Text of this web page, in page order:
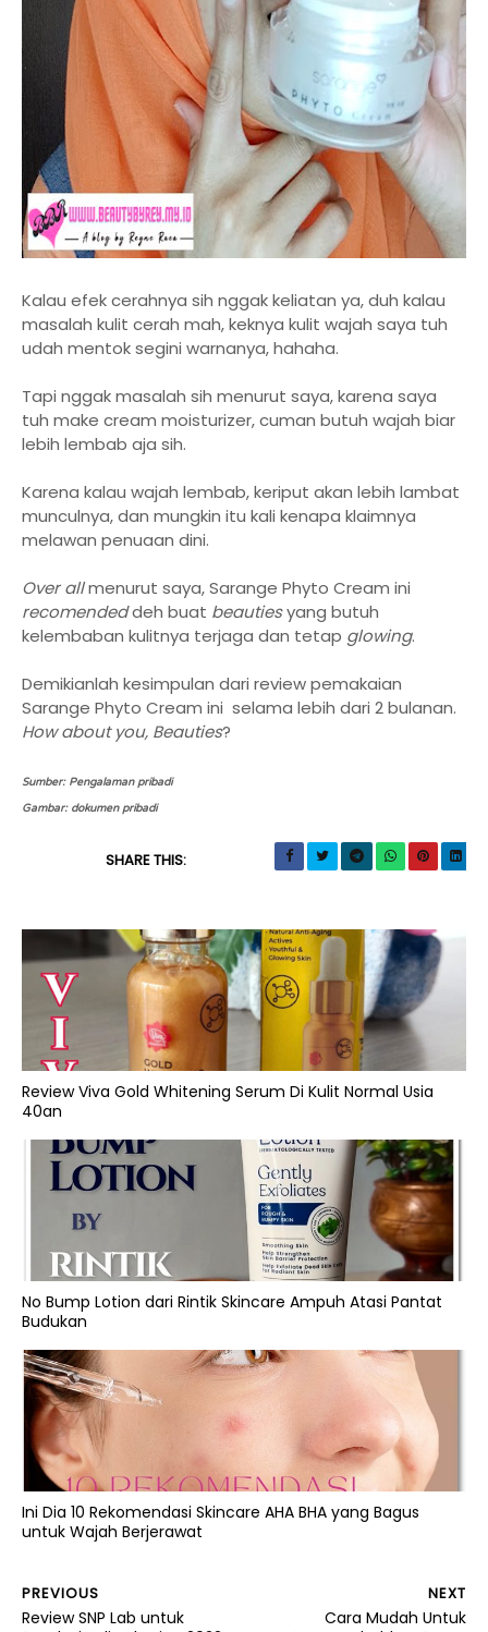
Kalau efek cerahnya sih nggak keliatan ya, duh kalau
masalah kulit cerah mah, keknya kulit wajah saya tuh
udah mentok segini warnanya, hahaha.
Tapi nggak masalah sih menurut saya, karena saya
tuh make cream moisturizer, cuman butuh wajah biar
lebih lembab aja sih.
Karena kalau wajah lembab, keriput akan lebih lambat
munculnya, dan mungkin itu kali kenapa klaimnya
melawan penuaan dini.
Over allmenurut saya, Sarange Phyto Cream ini
recomendeddeh buat beautiesyang butuh
kelembaban kulitnya terjaga dan tetap glowing.
Demikianlah kesimpulan dari review pemakaian
Sarange Phyto Cream ini selama lebih dari 2 bulanan.
How about you, Beauties?
Sumber: Pengalaman pribadi
Gambar: dokumen pribadi
SHARE THIS:
Review Viva Gold Whitening Serum Di Kulit Normal Usia
40an
No Bump Lotion dari Rintik Skincare Ampuh Atasi Pantat
Budukan
Ini Dia 10 Rekomendasi Skincare AHA BHA yang Bagus
untuk Wajah Berjerawat
NEXT
Cara Mudah Untuk
PREVIOUS
Review SNP Lab untuk